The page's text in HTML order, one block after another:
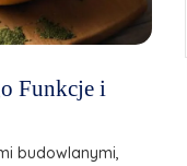
Funkcje i
budowlanymi,